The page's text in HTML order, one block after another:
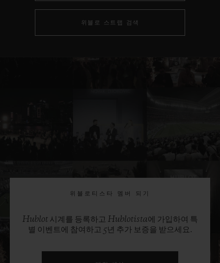
위블로 스트랩 검색
위블로티스타 멤버 되기
Hublot 시계를 등록하고 Hublotista에 가입하여 특
별 이벤트에 참여하고 5년 추가 보증을 받으세요.